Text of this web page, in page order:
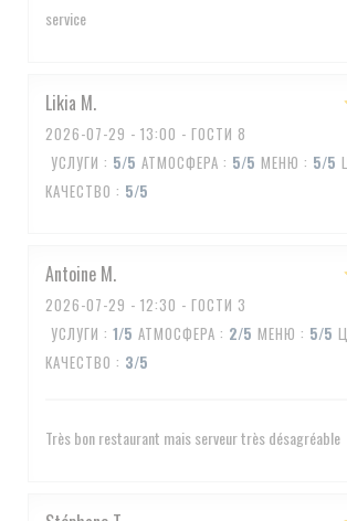
service
Likia M
2026-07-29 - 13:00 - ГОСТИ 8
УСЛУГИ : 5/5 АТМОСФЕРА : 5/5 МЕНЮ : 5/5
КАЧЕСТВО : 5/5
Antoine M
2026-07-29 - 12:30 - ГОСТИ 3
УСЛУГИ : 1/5 АТМОСФЕРА : 2/5 МЕНЮ : 5/5
КАЧЕСТВО : 3/5
Très bon restaurant mais serveur très désagréable